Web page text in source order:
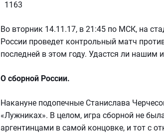
1163
Во вторник 14.11.17, в 21:45 по МСК, на
России проведет контрольный матч
последней в этом году. Удастся ли нашим
О сборной России.
Накануне подопечные Станислава
«Лужниках». В целом, игра сборной не
аргентинцами в самой концовке, и тот с